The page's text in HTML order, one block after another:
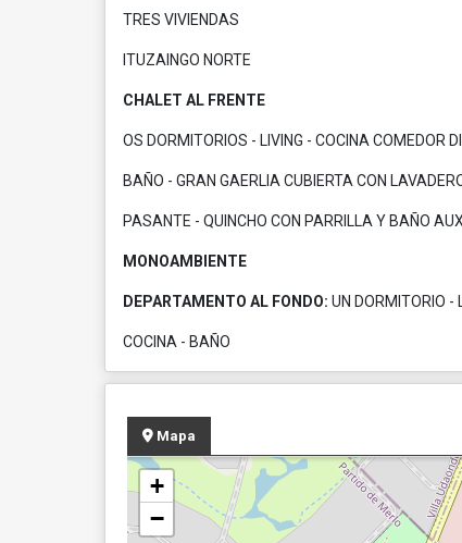
TRES VIVIENDAS
ITUZAINGO NORTE
CHALET AL FRENTE
OS DORMITORIOS - LIVING - COCINA COMEDOR
BAÑO - GRAN GAERLIA CUBIERTA CON
PASANTE - QUINCHO CON PARRILLA Y BAÑO
MONOAMBIENTE
DEPARTAMENTO AL FONDO: UN DORMITORIO -
COCINA - BAÑO
Mapa
+
−